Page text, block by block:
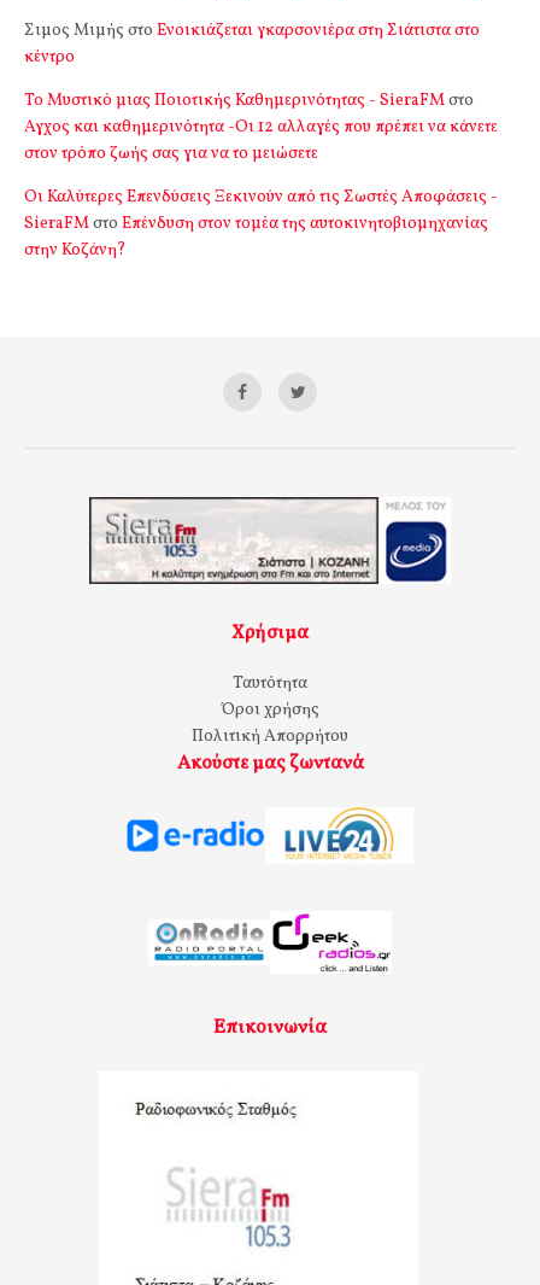
Σιμος Μιμής στο Ενοικιάζεται γκαρσονιέρα στη Σιάτιστα στο
κέντρο
Το Μυστικό μιας Ποιοτικής Καθημερινότητας - SieraFMστο
Αγχος και καθημερινότητα -Οι 12 αλλαγές που πρέπει να κάνετε
στον τρόπο ζωής σας για να το μειώσετε
Οι Καλύτερες Επενδύσεις Ξεκινούν από τις Σωστές Αποφάσεις -
SieraFMστο Επένδυση στον τομέα της αυτοκινητοβιομηχανίας
στην Κοζάνη?
Χρήσιμα
Ταυτότητα
Όροι χρήσης
Πολιτική Απορρήτου
Ακούστε μας ζωντανά
Επικοινωνία